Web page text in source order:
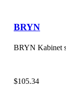
BRYN
BRYN Kabinet
$105.34